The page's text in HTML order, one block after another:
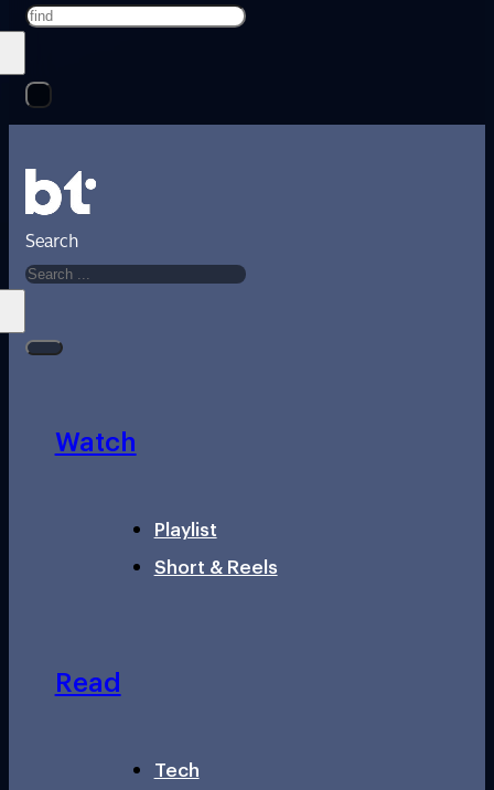
Search
Watch
Playlist
Short & Reels
Read
Tech